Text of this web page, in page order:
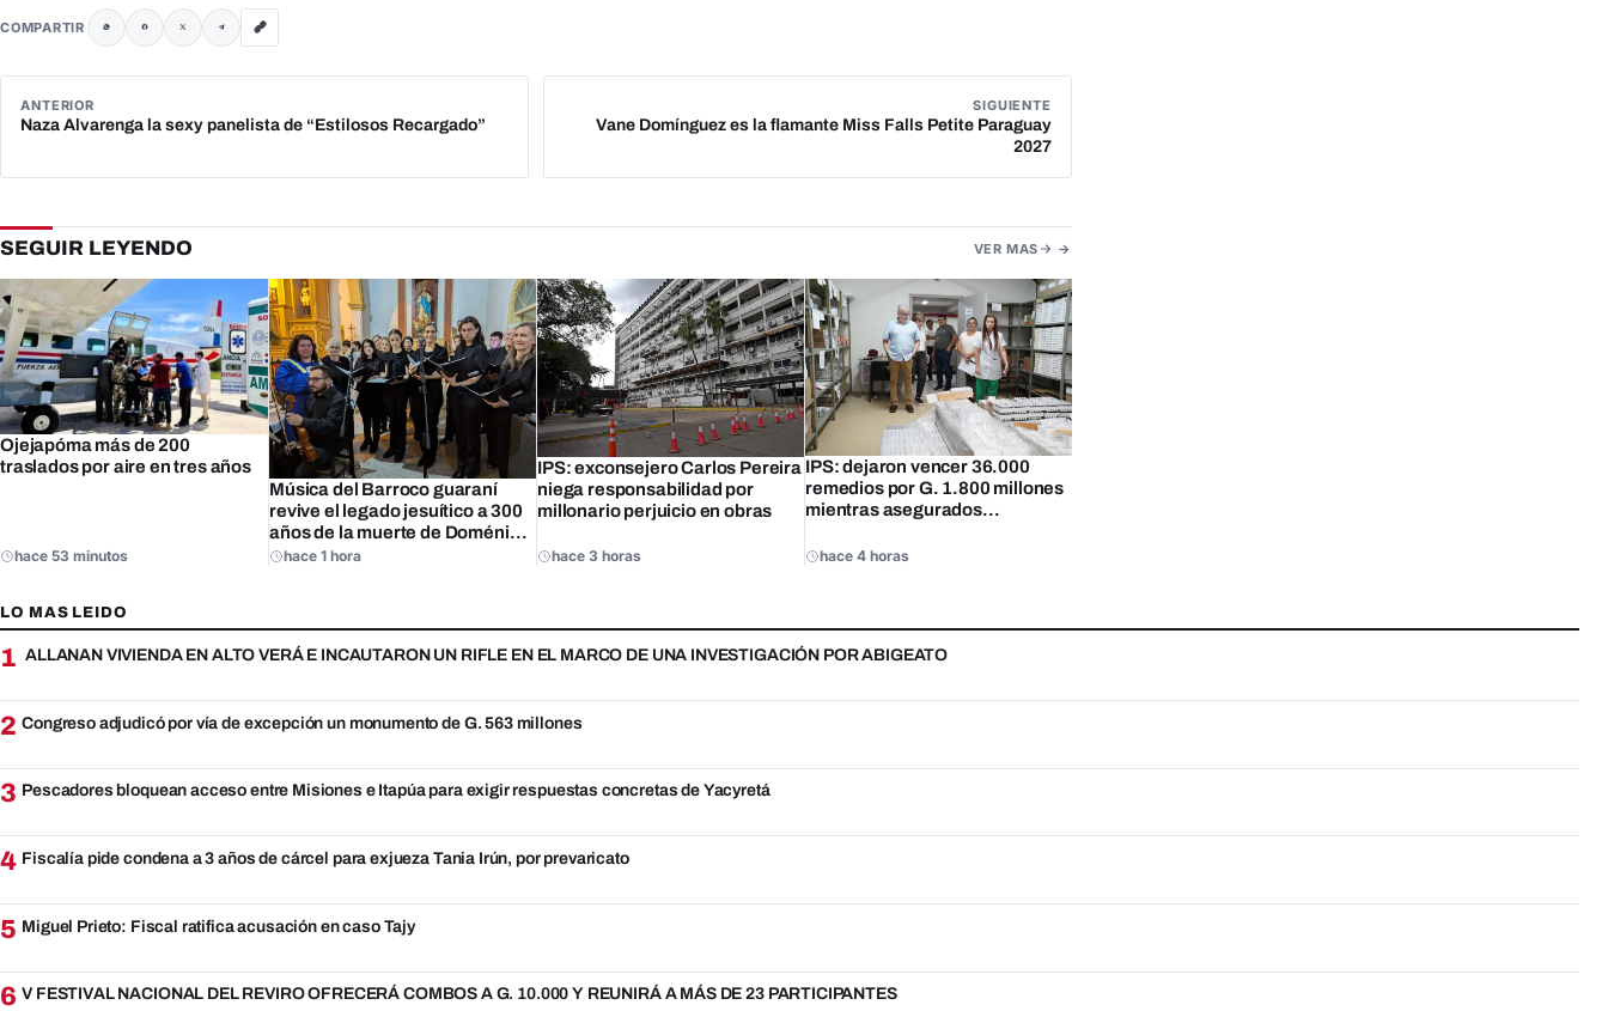
COMPARTIR
ANTERIOR
Naza Alvarenga la sexy panelista de “Estilosos Recargado”
SIGUIENTE
Vane Domínguez es la flamante Miss Falls Petite Paraguay
2027
SEGUIR LEYENDO VER MAS
Ojejapóma más de 200
traslados por aire en tres años
hace 53 minutos
Música del Barroco guaraní
revive el legado jesuítico a 300
años de la muerte de Doménico
Zipoli
hace 1 hora
IPS: exconsejero Carlos Pereira
niega responsabilidad por
millonario perjuicio en obras
hace 3 horas
IPS: dejaron vencer 36.000
remedios por G. 1.800 millones
mientras asegurados
hace 4 horas
LO MAS LEIDO
1 ALLANAN VIVIENDA EN ALTO VERÁ E INCAUTARON UN RIFLE EN EL MARCO DE UNA INVESTIGACIÓN POR ABIGEATO
2 Congreso adjudicó por vía de excepción un monumento de G. 563 millones
3 Pescadores bloquean acceso entre Misiones e Itapúa para exigir respuestas concretas de Yacyretá
4 Fiscalía pide condena a 3 años de cárcel para exjueza Tania Irún, por prevaricato
5 Miguel Prieto: Fiscal ratifica acusación en caso Tajy
6 V FESTIVAL NACIONAL DEL REVIRO OFRECERÁ COMBOS A G. 10.000 Y REUNIRÁ A MÁS DE 23 PARTICIPANTES